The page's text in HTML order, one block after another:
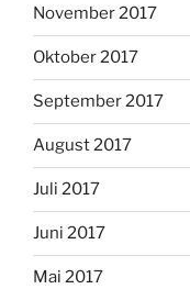
November 2017
Oktober 2017
September 2017
August 2017
Juli 2017
Juni 2017
Mai 2017